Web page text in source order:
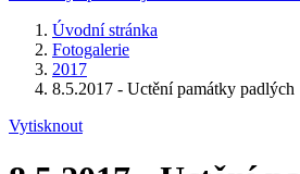
Úvodní stránka
Fotogalerie
2017
8.5.2017 - Uctění památky padlých
Vytisknout